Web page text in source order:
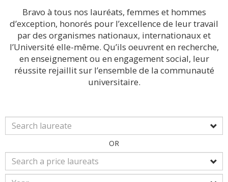
Bravo à tous nos lauréats, femmes et hommes
d’exception, honorés pour l’excellence de leur travail
par des organismes nationaux, internationaux et
l’Université elle-même. Qu’ils oeuvrent en recherche,
en enseignement ou en engagement social, leur
réussite rejaillit sur l’ensemble de la communauté
universitaire.
OR